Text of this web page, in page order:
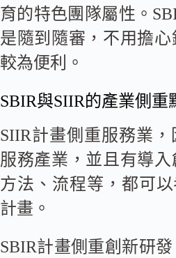
育的特色團隊屬性。
是隨到隨審，不用擔心
較為便利。
SBIR與SIIR的產業側重
SIIR計畫側重服務業
服務產業，並且有導入
方法、流程等，都可
計畫。
SBIR計畫側重創新研